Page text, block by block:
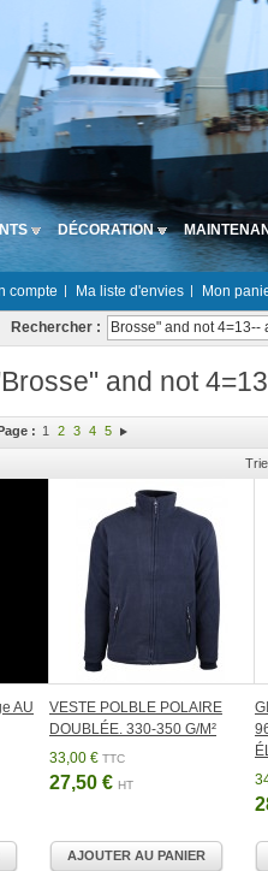
DÉCORATION
compte Ma liste d'envies Mon
Rechercher :
and not
: 1 2 3 4 5
AU
VESTE POLBLE POLAIRE
DOUBLÉE. 330-350 G/M²
33,00 € TTC
27,50 € HT
AJOUTER AU PANIER